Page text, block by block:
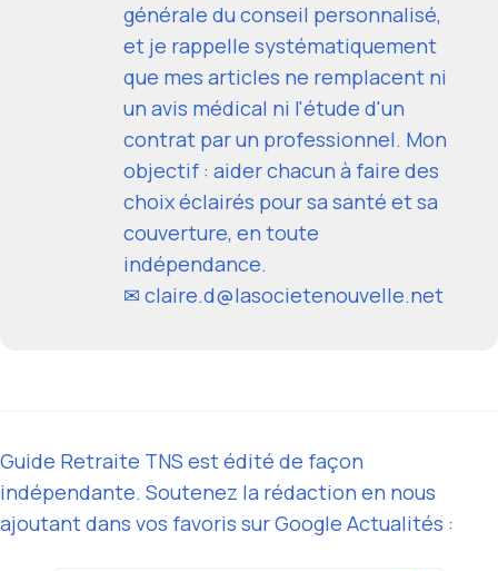
générale du conseil personnalisé,
et je rappelle systématiquement
que mes articles ne remplacent ni
un avis médical ni l'étude d'un
contrat par un professionnel. Mon
objectif : aider chacun à faire des
choix éclairés pour sa santé et sa
couverture, en toute
indépendance.
✉ claire.d@lasocietenouvelle.net
Guide Retraite TNS est édité de façon
indépendante. Soutenez la rédaction en nous
ajoutant dans vos favoris sur Google Actualités :